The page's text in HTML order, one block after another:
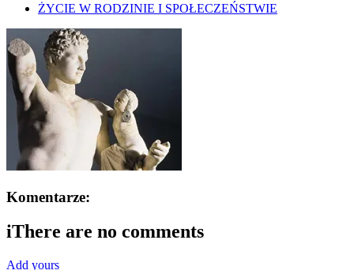
ŻYCIE W RODZINIE I SPOŁECZEŃSTWIE
Komentarze:
iThere are no comments
Add yours